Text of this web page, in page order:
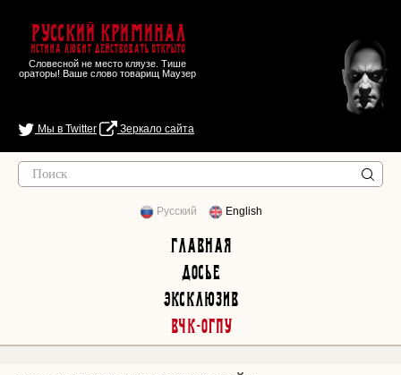
Русский Криминал
Истина любит действовать открыто
Словесной не место кляузе. Тише
ораторы! Ваше слово товарищ Маузер
Мы в Twitter Зеркало сайта
Русский English
Главная
Досье
Эксклюзив
ВЧК-ОГПУ